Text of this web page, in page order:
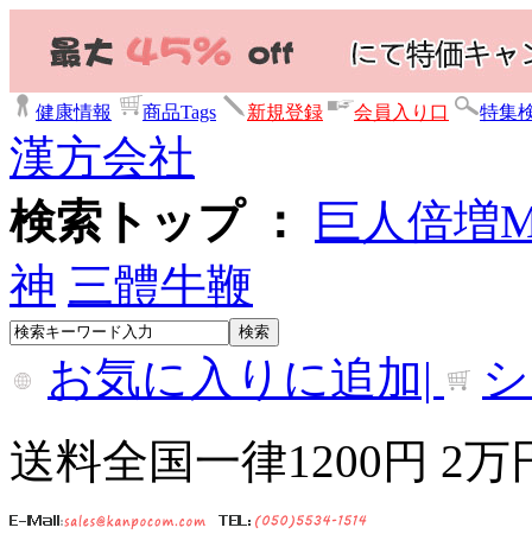
健康情報 商品Tags 新規登録 会員入り口 特集
漢方会社
検索トップ ：
巨人倍増
神 三體牛鞭
お気に入りに追加|
送料全国一律1200円 2